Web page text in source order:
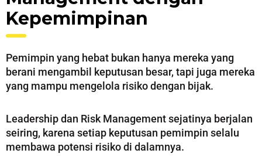
Kepemimpinan
Pemimpin yang hebat bukan hanya mereka yang
berani mengambil keputusan besar, tapi juga mereka
yang mampu mengelola risiko dengan bijak.
Leadership dan Risk Management sejatinya berjalan
seiring, karena setiap keputusan pemimpin selalu
membawa potensi risiko di dalamnya.